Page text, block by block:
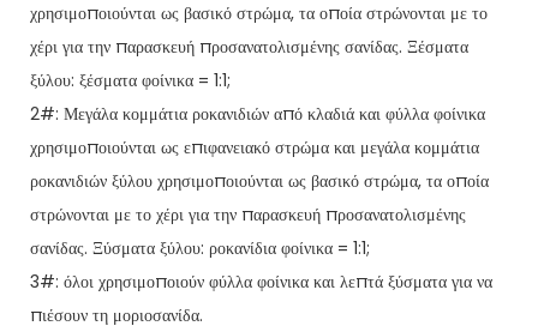
χρησιμοποιούνται ως βασικό στρώμα, τα οποία στρώνονται με το
χέρι για την παρασκευή προσανατολισμένης σανίδας. Ξέσματα
ξύλου: ξέσματα φοίνικα = 1:1;
2#: Μεγάλα κομμάτια ροκανιδιών από κλαδιά και φύλλα φοίνικα
χρησιμοποιούνται ως επιφανειακό στρώμα και μεγάλα κομμάτια
ροκανιδιών ξύλου χρησιμοποιούνται ως βασικό στρώμα, τα οποία
στρώνονται με το χέρι για την παρασκευή προσανατολισμένης
σανίδας. Ξύσματα ξύλου: ροκανίδια φοίνικα = 1:1;
3#: όλοι χρησιμοποιούν φύλλα φοίνικα και λεπτά ξύσματα για να
πιέσουν τη μοριοσανίδα.